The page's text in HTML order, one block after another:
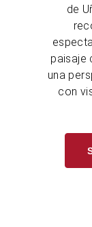
de
paisaje
una
con